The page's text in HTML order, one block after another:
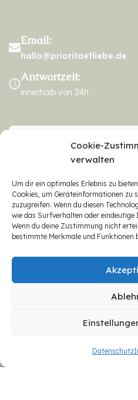
Cookie-
verwalten
Um dir ein optimales Erlebnis zu
Cookies, um Geräteinformationen zu
zuzugreifen. Wenn du diesen
wie das Surfverhalten oder eindeutige
Wenn du deine Zustimmung nicht
bestimmte Merkmale und Funktionen
Datenschutz
Email:
hallo@prioritaetliebe.de
Antwortzeit:
innerhalb von 24h